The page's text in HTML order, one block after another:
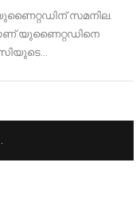
യുണൈറ്റഡിന് സമനില.
യുണൈറ്റഡിനെ